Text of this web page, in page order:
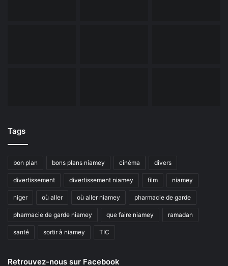
Tags
bon plan bons plans niamey cinéma divers
divertissement divertissement niamey film niamey
niger où aller où aller niamey pharmacie de garde
pharmacie de garde niamey que faire niamey ramadan
santé sortir à niamey TIC
Retrouvez-nous sur Facebook